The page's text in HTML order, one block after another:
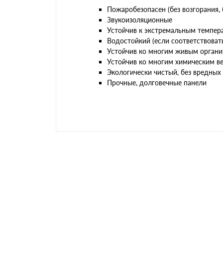
Пожаробезопасен (без возгорания,
Звукоизоляционные
Устойчив к экстремальным
Водостойкий (если
Устойчив ко многим живым
Устойчив ко многим химическим
Экологически чистый, без вредных
Прочные, долговечные панели